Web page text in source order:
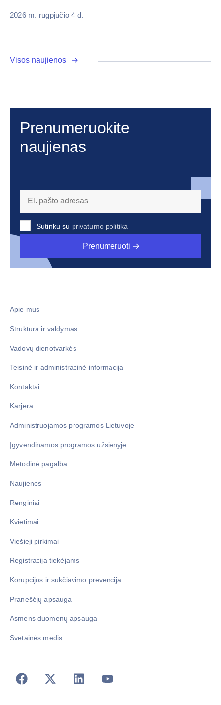
2026 m. rugpjūčio 4 d.
Visos naujienos
Prenumeruokite
naujienas
Sutinku su privatumo politika
Prenumeruoti
Apie mus
Struktūra ir valdymas
Vadovų dienotvarkės
Teisinė ir administracinė informacija
Kontaktai
Karjera
Administruojamos programos Lietuvoje
Įgyvendinamos programos užsienyje
Metodinė pagalba
Naujienos
Renginiai
Kvietimai
Viešieji pirkimai
Registracija tiekėjams
Korupcijos ir sukčiavimo prevencija
Pranešėjų apsauga
Asmens duomenų apsauga
Svetainės medis